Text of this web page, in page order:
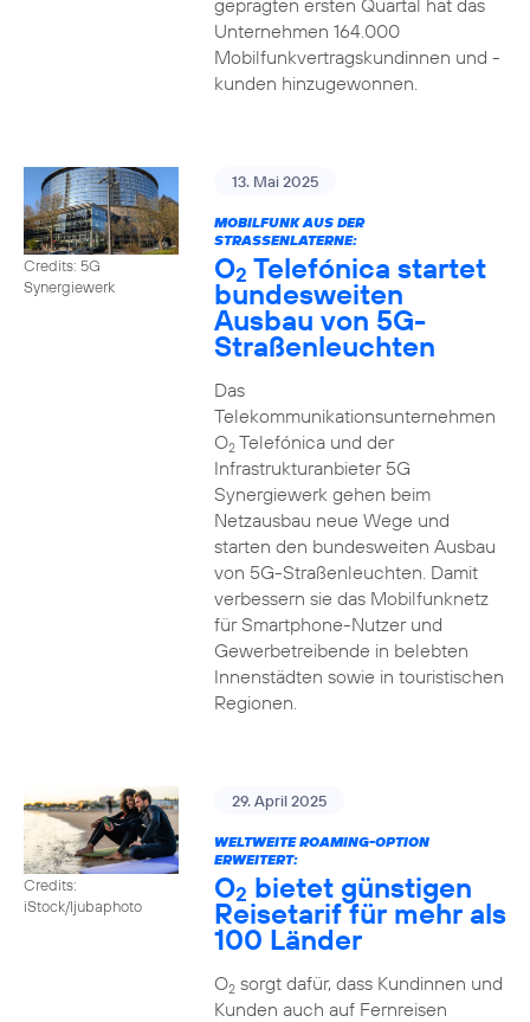
geprägten ersten Quartal hat das
Unternehmen 164.000
Mobilfunkvertragskundinnen und -
kunden hinzugewonnen.
Credits: 5G
Synergiewerk
13. Mai 2025
MOBILFUNK AUS DER
STRASSENLATERNE:
O2 Telefónica startet
bundesweiten
Ausbau von 5G-
Straßenleuchten
Das
Telekommunikationsunternehmen
O2Telefónica und der
Infrastrukturanbieter 5G
Synergiewerk gehen beim
Netzausbau neue Wege und
starten den bundesweiten Ausbau
von 5G-Straßenleuchten. Damit
verbessern sie das Mobilfunknetz
für Smartphone-Nutzer und
Gewerbetreibende in belebten
Innenstädten sowie in touristischen
Regionen.
Credits:
iStock/ljubaphoto
29. April 2025
WELTWEITE ROAMING-OPTION
ERWEITERT:
O2 bietet günstigen
Reisetarif für mehr als
100 Länder
O2sorgt dafür, dass Kundinnen und
Kunden auch auf Fernreisen